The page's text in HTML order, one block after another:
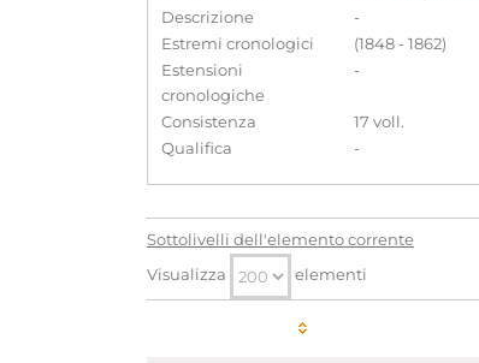
Descrizione
-
Estremi cronologici
(1848 - 1862)
Estensioni
cronologiche
-
Consistenza
17 voll.
Qualifica
-
Sottolivelli dell'elemento corrente
Visualizza elementi